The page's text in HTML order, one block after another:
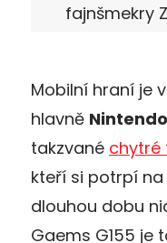
fajnšmekry
Mobilní hraní je
hlavně
takzvané chytré
kteří si potrpí
dlouhou dobu
Gaems G155 je